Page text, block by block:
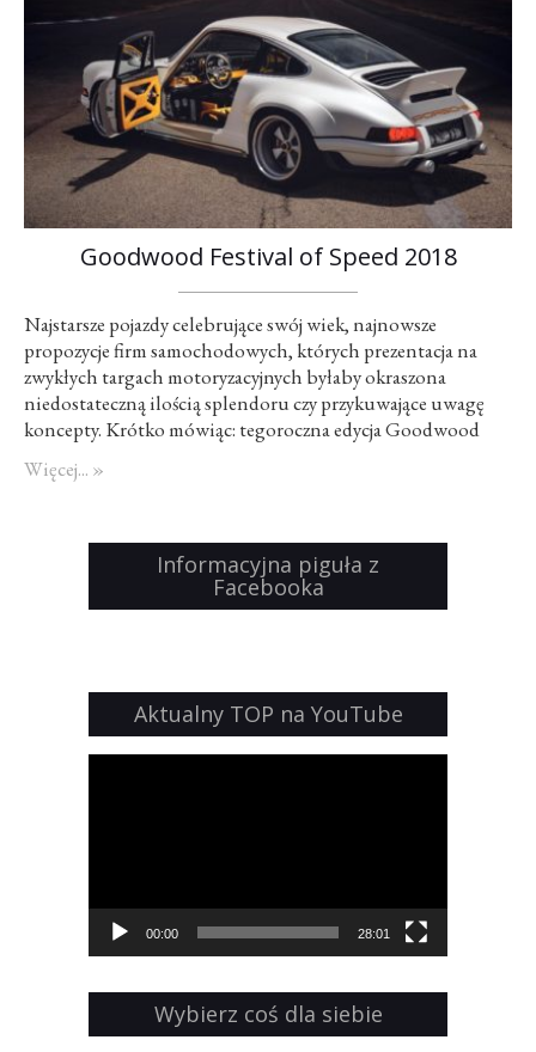
Goodwood Festival of Speed 2018
Najstarsze pojazdy celebrujące swój wiek, najnowsze
propozycje firm samochodowych, których prezentacja na
zwykłych targach motoryzacyjnych byłaby okraszona
niedostateczną ilością splendoru czy przykuwające uwagę
koncepty. Krótko mówiąc: tegoroczna edycja Goodwood
Na czym to polega? Wszak impreza organizowana w
Więcej... »
Informacyjna piguła z
Facebooka
Aktualny TOP na YouTube
00:00 28:01
Wybierz coś dla siebie